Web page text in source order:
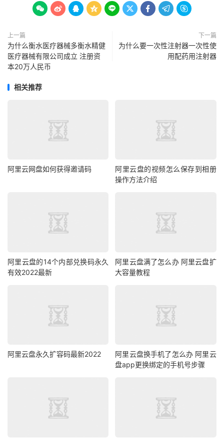
        
上一篇
为什么衡水医疗器械多衡水精健
医疗器械有限公司成立 注册资
本20万人民币
下一篇
为什么要一次性注射器一次性使
用配药用注射器
相关推荐
阿里云网盘如何获得邀请码
阿里云盘的视频怎么保存到相册
操作方法介绍
阿里云盘的14个内部兑换码永久
有效2022最新
阿里云盘满了怎么办 阿里云盘扩
大容量教程
阿里云盘永久扩容码最新2022
阿里云盘换手机了怎么办 阿里云
盘app更换绑定的手机号步骤